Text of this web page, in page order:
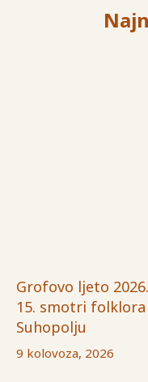
Grofovo ljeto
15. smotri folklora
Suhopolju
9 kolovoza, 2026